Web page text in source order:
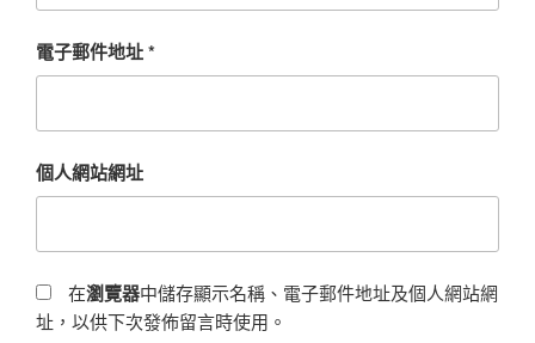
電子郵件地址*
個人網站網址
在瀏覽器中儲存顯示名稱、電子郵件地址及個人網站網
址，以供下次發佈留言時使用。